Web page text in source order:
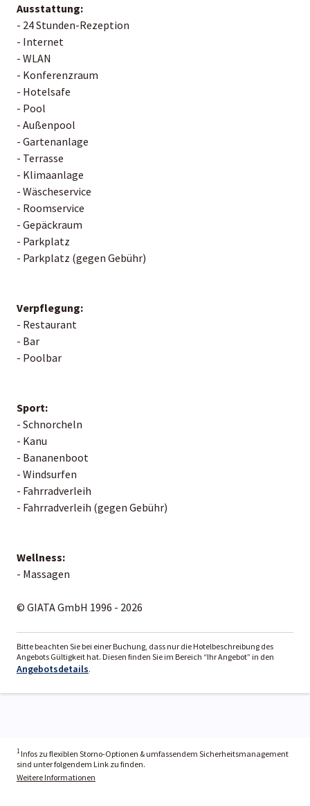
Ausstattung:
- 24 Stunden-Rezeption
- Internet
- WLAN
- Konferenzraum
- Hotelsafe
- Pool
- Außenpool
- Gartenanlage
- Terrasse
- Klimaanlage
- Wäscheservice
- Roomservice
- Gepäckraum
- Parkplatz
- Parkplatz (gegen Gebühr)
Verpflegung:
- Restaurant
- Bar
- Poolbar
Sport:
- Schnorcheln
- Kanu
- Bananenboot
- Windsurfen
- Fahrradverleih
- Fahrradverleih (gegen Gebühr)
Wellness:
- Massagen
© GIATA GmbH 1996 - 2026
Bitte beachten Sie bei einer Buchung, dass nur die Hotelbeschreibung des
Angebots Gültigkeit hat. Diesen finden Sie im Bereich “Ihr Angebot” in den
Angebotsdetails.
1 Infos zu flexiblen Storno-Optionen & umfassendem Sicherheitsmanagement
sind unter folgendem Link zu finden.
Weitere Informationen